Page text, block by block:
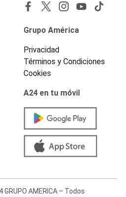
Grupo América
Privacidad
Términos y Condiciones
Cookies
A24 en tu móvil
AMERICA – Todos